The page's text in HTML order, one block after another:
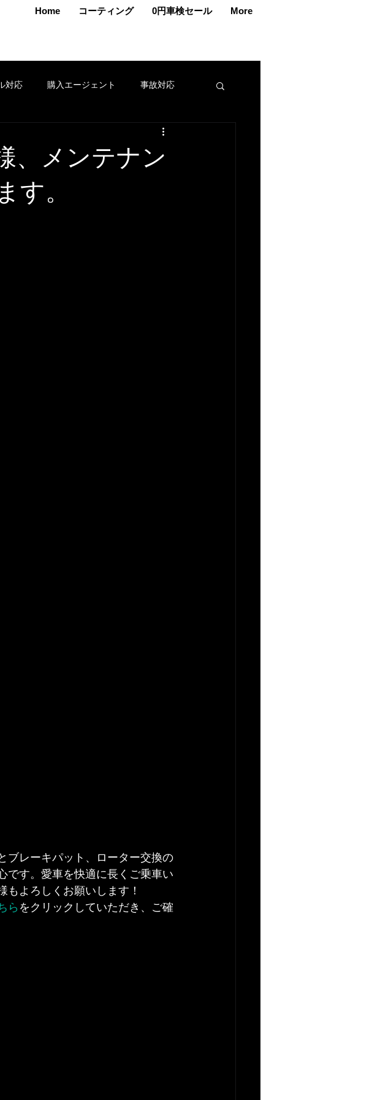
Home コーティング 0円車検セール More
対応 購入エージェント 事故対応
車メンテナンス
お得情報
、メンテナン
す。
ブレーキパット、ローター交換の
です。愛車を快適に長くご乗車い
よろしくお願いします！
ら をクリックしていただき、ご確